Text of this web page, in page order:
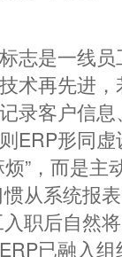
是一线员工
术再先进
录客户信
形同虚
烦”，而是
从系统报
职后自然
已融入